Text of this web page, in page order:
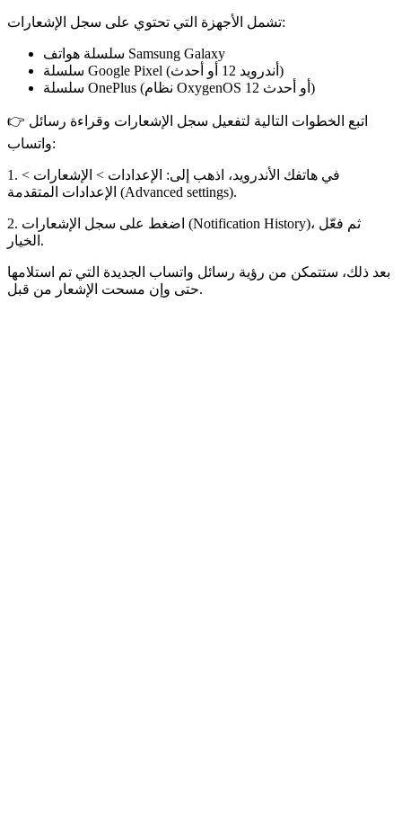
تشمل الأجهزة التي تحتوي على سجل الإشعارات:
سلسلة هواتف Samsung Galaxy
سلسلة Google Pixel (أندرويد 12 أو أحدث)
سلسلة OnePlus (نظام OxygenOS 12 أو أحدث)
👉 اتبع الخطوات التالية لتفعيل سجل الإشعارات وقراءة رسائل
واتساب:
1. في هاتفك الأندرويد، اذهب إلى: الإعدادات > الإشعارات >
الإعدادات المتقدمة (Advanced settings).
2. اضغط على سجل الإشعارات (Notification History)، ثم فعّل
الخيار.
بعد ذلك، ستتمكن من رؤية رسائل واتساب الجديدة التي تم استلامها
حتى وإن مسحت الإشعار من قبل.